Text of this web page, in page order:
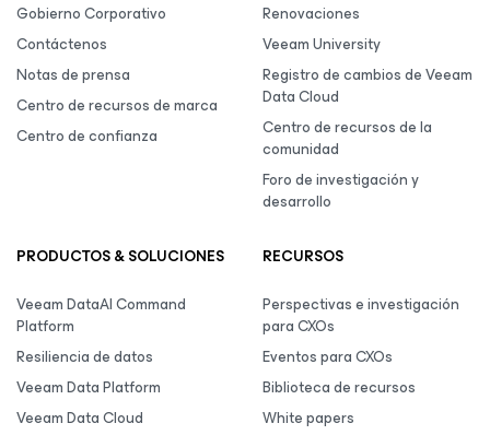
Gobierno Corporativo
Contáctenos
Notas de prensa
Centro de recursos de marca
Centro de confianza
Renovaciones
Veeam University
Registro de cambios de Veeam
Data Cloud
Centro de recursos de la
comunidad
Foro de investigación y
desarrollo
PRODUCTOS & SOLUCIONES
Veeam DataAI Command
Platform
Resiliencia de datos
Veeam Data Platform
Veeam Data Cloud
RECURSOS
Perspectivas e investigación
para CXOs
Eventos para CXOs
Biblioteca de recursos
White papers